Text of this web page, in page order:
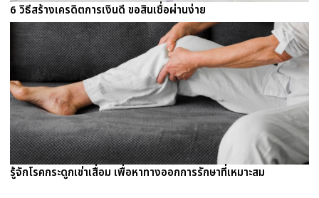
6 วิธีสร้างเครดิตการเงินดี ขอสินเชื่อผ่านง่าย
รู้จักโรคกระดูกเข่าเสื่อม เพื่อหาทางออกการรักษาที่เหมาะสม